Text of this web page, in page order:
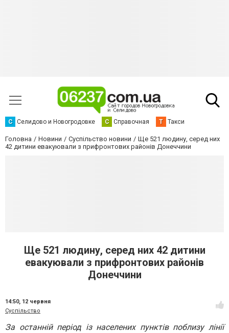
С Селидово и Новогродовке С Справочная Т Такси
Головна Новини Суспільство новини
Ще 521 людину, серед них
42 дитини евакуювали з прифронтових районів Донеччини
Ще 521 людину, серед них 42 дитини
евакуювали з прифронтових районів
Донеччини
14:50, 12 червня
Суспільство
За останній період із населених пунктів поблизу лінії